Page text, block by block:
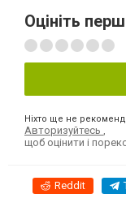
Оцініть
Ніхто ще не
Авторизуйтесь
щоб оцінити і
Reddit